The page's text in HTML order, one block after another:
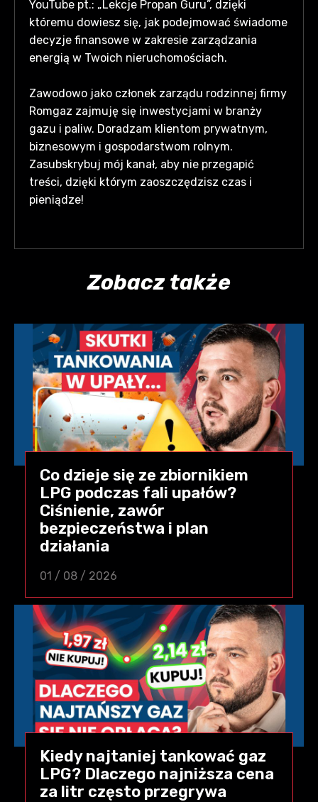
YouTube pt.: „Lekcje Propan Guru”, dzięki
któremu dowiesz się, jak podejmować świadome
decyzje finansowe w zakresie zarządzania
energią w Twoich nieruchomościach.
Zawodowo jako członek zarządu rodzinnej firmy
Romgaz zajmuję się inwestycjami w branży
gazu i paliw. Doradzam klientom prywatnym,
biznesowym i gospodarstwom rolnym.
Zasubskrybuj mój kanał, aby nie przegapić
treści, dzięki którym zaoszczędzisz czas i
pieniądze!
Zobacz także
Co dzieje się ze zbiornikiem
LPG podczas fali upałów?
Ciśnienie, zawór
bezpieczeństwa i plan
działania
01 / 08 / 2026
Kiedy najtaniej tankować gaz
LPG? Dlaczego najniższa cena
za litr często przegrywa